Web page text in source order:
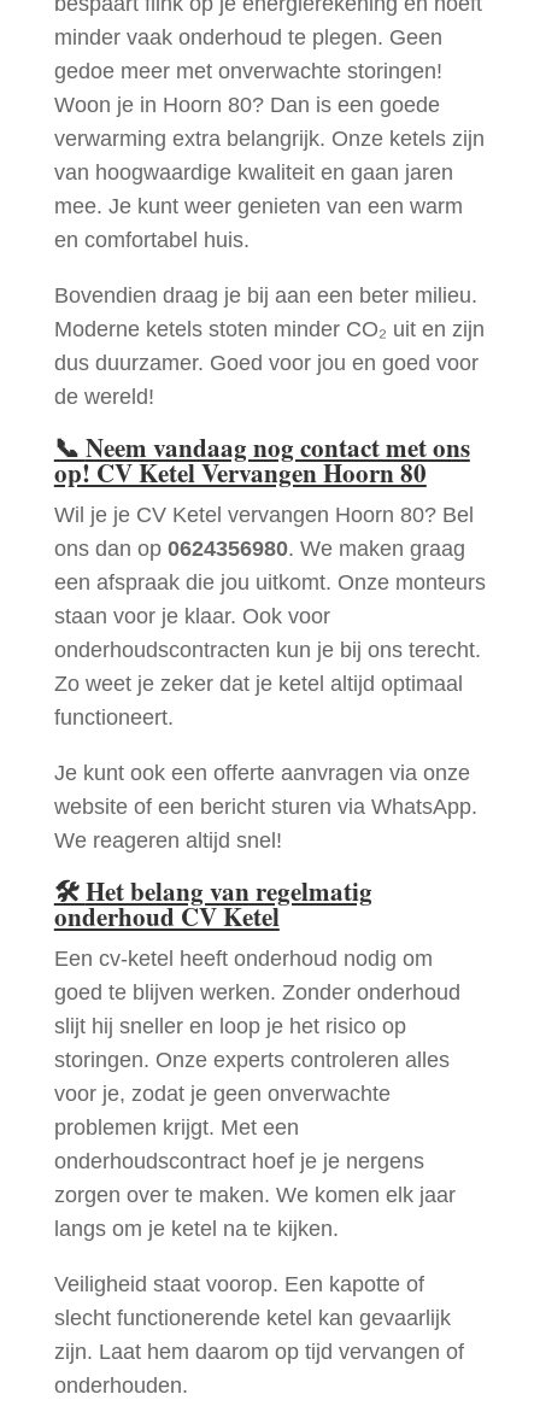
minder vaak onderhoud te plegen. Geen
gedoe meer met onverwachte storingen!
Woon je in Hoorn 80? Dan is een goede
verwarming extra belangrijk. Onze ketels zijn
van hoogwaardige kwaliteit en gaan jaren
mee. Je kunt weer genieten van een warm
en comfortabel huis.
Bovendien draag je bij aan een beter milieu.
Moderne ketels stoten minder CO₂ uit en zijn
dus duurzamer. Goed voor jou en goed voor
de wereld!
📞 Neem vandaag nog contact met ons
op! CV Ketel Vervangen Hoorn 80
Wil je je CV Ketel vervangen Hoorn 80? Bel
ons dan op 0624356980. We maken graag
een afspraak die jou uitkomt. Onze monteurs
staan voor je klaar. Ook voor
onderhoudscontracten kun je bij ons terecht.
Zo weet je zeker dat je ketel altijd optimaal
functioneert.
Je kunt ook een offerte aanvragen via onze
website of een bericht sturen via WhatsApp.
We reageren altijd snel!
🛠Het belang van regelmatig
onderhoud CV Ketel
Een cv-ketel heeft onderhoud nodig om
goed te blijven werken. Zonder onderhoud
slijt hij sneller en loop je het risico op
storingen. Onze experts controleren alles
voor je, zodat je geen onverwachte
problemen krijgt. Met een
onderhoudscontract hoef je je nergens
zorgen over te maken. We komen elk jaar
langs om je ketel na te kijken.
Veiligheid staat voorop. Een kapotte of
slecht functionerende ketel kan gevaarlijk
zijn. Laat hem daarom op tijd vervangen of
onderhouden.